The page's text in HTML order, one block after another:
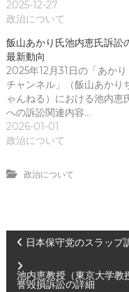
2025-12-27
政治について
飯山あかり氏池内恵氏訴訟
最新動向
2025年12月31日の「あかり
チャンネル」（飯山あかり
ゃんねる）における池内恵
への訴訟関連内容…
2026-01-01
政治について
政治について
投
稿
日本保守党のスラップ
池内恵教授（東京大学教
誉毀損訴訟の詳細